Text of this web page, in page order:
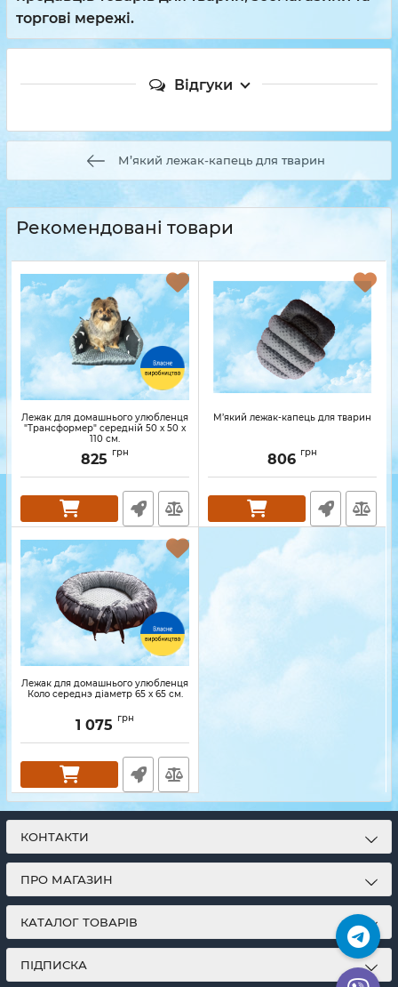
торгові мережі.
Відгуки
М’який лежак-капець для тварин
Рекомендовані товари
Лежак для домашнього улюбленця
"Трансформер" середній 50 х 50 х
110 см.
825 грн
М’який лежак-капець для тварин
806 грн
Лежак для домашнього улюбленця
Коло середнэ діаметр 65 х 65 см.
1 075 грн
КОНТАКТИ
ПРО МАГАЗИН
КАТАЛОГ ТОВАРІВ
ПІДПИСКА